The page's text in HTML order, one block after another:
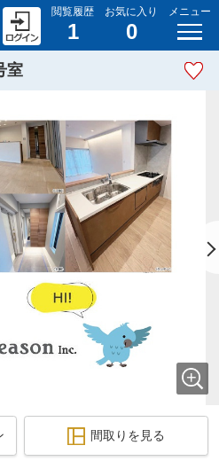
閲覧履歴
1
お気に入り
0
メニュー
室
間取りを見る